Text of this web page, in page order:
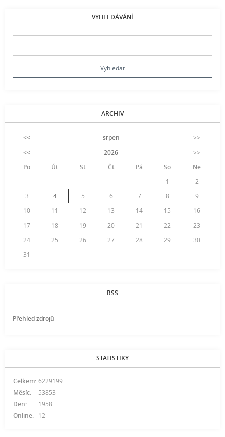
VYHLEDÁVÁNÍ
ARCHIV
<< srpen
>>
<<
2026
>>
Po
Út St Čt Pá So
Ne
1
2
3
4 5 6 7 8
9
10
11 12 13 14 15
16
17
18 19 20 21 22
23
24
25 26 27 28 29
30
31
RSS
Přehled zdrojů
STATISTIKY
Online: 12
Celkem: 6229199
Měsíc:
53853
Den:
1958